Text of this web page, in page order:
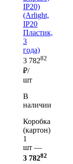
IP20)
(Arlight,
IP20
Пластик,
3
года)
3 78282
₽/
шт
В
наличии
Коробка
(картон)
1
шт —
3 78282